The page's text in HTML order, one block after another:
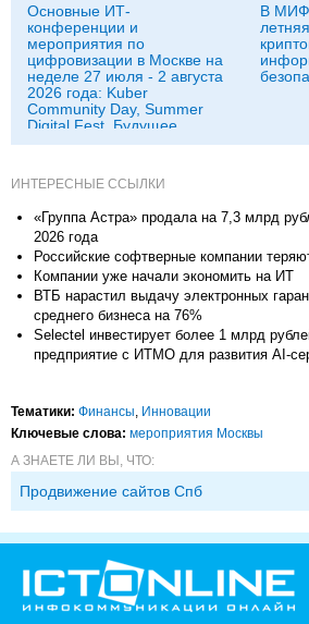
Основные ИТ-
конференции и
мероприятия по
цифровизации в Москве на
неделе 27 июля - 2 августа
2026 года: Kuber
Community Day, Summer
Digital Fest, Будущее
исследований в
В
ИНТЕРЕСНЫЕ ССЫЛКИ
«Группа Астра» продала на 7,3 млрд
2026 года
Российские софтверные компании
Компании уже начали экономить на ИТ
ВТБ нарастил выдачу электронных
среднего бизнеса на 76%
Selectel инвестирует более 1 млрд
предприятие с ИТМО для развития AI-
Тематики: Финансы Инновации
Ключевые слова: мероприятия Москвы
А ЗНАЕТЕ ЛИ ВЫ, ЧТО:
Продвижение сайтов Спб